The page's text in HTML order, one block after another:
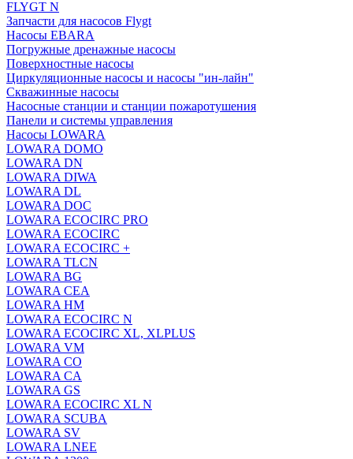
FLYGT N
Запчасти для насосов Flygt
Насосы EBARA
Погружные дренажные насосы
Поверхностные насосы
Циркуляционные насосы и насосы "ин-лайн"
Скважинные насосы
Насосные станции и станции пожаротушения
Панели и системы управления
Насосы LOWARA
LOWARA DOMO
LOWARA DN
LOWARA DIWA
LOWARA DL
LOWARA DOC
LOWARA ECOCIRC PRO
LOWARA ECOCIRC
LOWARA ECOCIRC +
LOWARA TLCN
LOWARA BG
LOWARA CEA
LOWARA HM
LOWARA ECOCIRC N
LOWARA ECOCIRC XL, XLPLUS
LOWARA VM
LOWARA CO
LOWARA CA
LOWARA GS
LOWARA ECOCIRC XL N
LOWARA SCUBA
LOWARA SV
LOWARA LNEE